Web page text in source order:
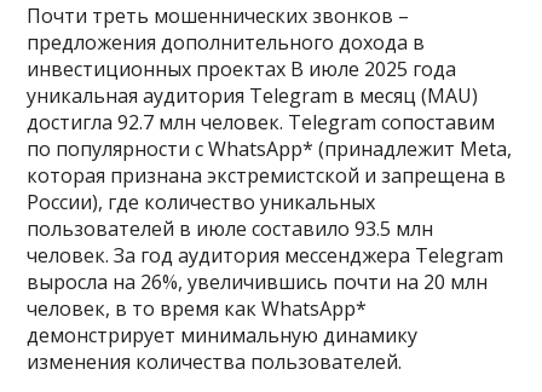
Почти треть мошеннических звонков –
предложения дополнительного дохода в
инвестиционных проектах В июле 2025 года
уникальная аудитория Telegram в месяц (MAU)
достигла 92.7 млн человек. Telegram сопоставим
по популярности с WhatsApp* (принадлежит Meta,
которая признана экстремистской и запрещена в
России), где количество уникальных
пользователей в июле составило 93.5 млн
человек. За год аудитория мессенджера Telegram
выросла на 26%, увеличившись почти на 20 млн
человек, в то время как WhatsApp*
демонстрирует минимальную динамику
изменения количества пользователей.